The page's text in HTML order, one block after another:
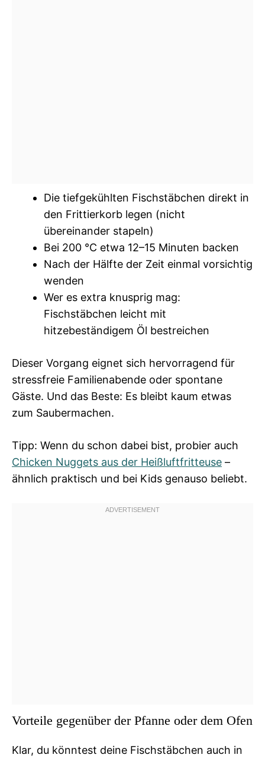
Die tiefgekühlten Fischstäbchen direkt in
den Frittierkorb legen (nicht
übereinander stapeln)
Bei 200 °C etwa 12–15 Minuten backen
Nach der Hälfte der Zeit einmal vorsichtig
wenden
Wer es extra knusprig mag:
Fischstäbchen leicht mit
hitzebeständigem Öl bestreichen
Dieser Vorgang eignet sich hervorragend für
stressfreie Familienabende oder spontane
Gäste. Und das Beste: Es bleibt kaum etwas
zum Saubermachen.
Tipp: Wenn du schon dabei bist, probier auch
Chicken Nuggets aus der Heißluftfritteuse –
ähnlich praktisch und bei Kids genauso beliebt.
Vorteile gegenüber der Pfanne oder dem Ofen
Klar, du könntest deine Fischstäbchen auch in